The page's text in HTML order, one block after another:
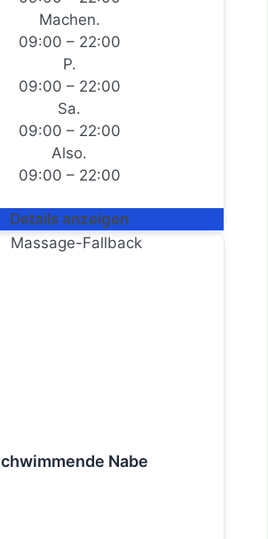
Machen.
09:00 – 22:00
P.
09:00 – 22:00
Sa.
09:00 – 22:00
Also.
09:00 – 22:00
Details anzeigen
Nabe